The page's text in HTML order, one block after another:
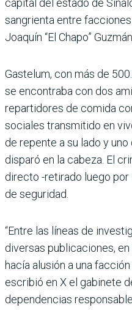
capital del estado de
sangrienta entre
Joaquín “El Chapo”
Gastelum, con más de
se encontraba con dos
repartidores de comida
sociales transmitido en
de repente a su lado y
disparó en la cabeza. El
directo -retirado luego por
de seguridad.
“Entre las líneas de
diversas publicaciones,
hacía alusión a una
escribió en X el gabinete
dependencias